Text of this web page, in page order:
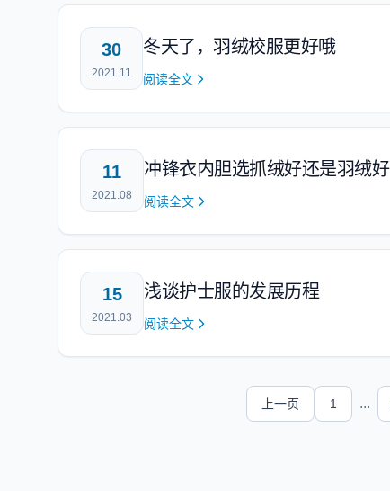
30
2021.11
冬天了，羽绒校服更好哦
阅读全文
11
2021.08
冲锋衣内胆选抓绒好还是羽绒好
阅读全文
15
2021.03
浅谈护士服的发展历程
阅读全文
上一页 1 ...